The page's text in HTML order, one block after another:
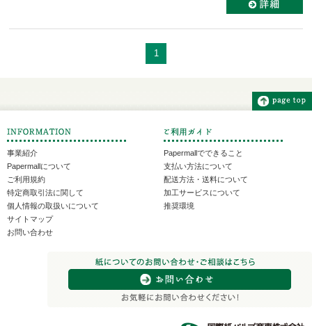
1
事業紹介
Papermallについて
ご利用規約
特定商取引法に関して
個人情報の取扱いについて
サイトマップ
お問い合わせ
Papermallでできること
支払い方法について
配送方法・送料について
加工サービスについて
推奨環境